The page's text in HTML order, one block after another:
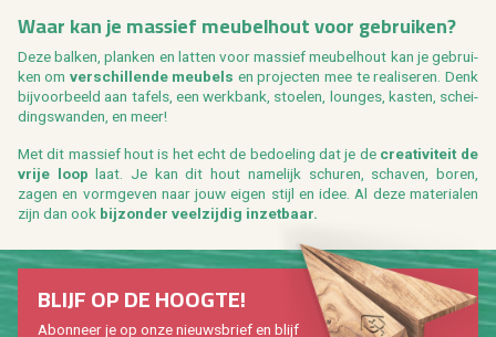
Waar kan je mas­sief meu­bel­hout voor ge­brui­ken?
Deze bal­ken, plan­ken en lat­ten voor mas­sief meu­bel­hout kan je ge­brui­
ken om ver­schil­len­de meu­bels en pro­jec­ten mee te re­a­li­se­ren. Denk
bij­voor­beeld aan ta­fels, een werk­bank, stoe­len, loun­ges, kas­ten, schei­
dings­wan­den, en meer!
Met dit mas­sief hout is het echt de be­doe­ling dat je de cre­a­ti­vi­teit de
vrije loop laat. Je kan dit hout na­me­lijk schu­ren, scha­ven, boren,
zagen en vorm­ge­ven naar jouw eigen stijl en idee. Al deze ma­te­ri­a­len
zijn dan ook bij­zon­der veel­zij­dig in­zet­baar.
BLIJF OP DE HOOG­TE!
Abon­neer je op onze nieuws­brief en blijf